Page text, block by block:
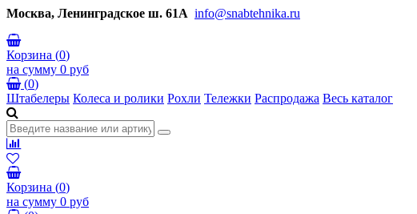
Москва, Ленинградское ш. 61А info@snabtehnika.ru
Корзина (0)
на сумму 0 руб
(0)
Штабелеры Колеса и ролики Рохли Тележки Распродажа Весь каталог
Корзина (0)
на сумму 0 руб